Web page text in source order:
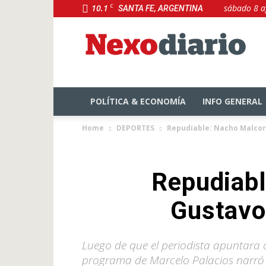
10.1 C SANTA FE, ARGENTINA
sábado 8
POLÍTICA & ECONOMÍA INFO GENERAL
Home DEPORTES Repudiable: Nacho
Luego de que el periodista
programa de Marcelo Palacios